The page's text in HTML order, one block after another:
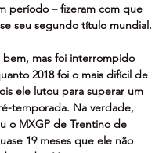
período – fizeram com que
seu segundo título mundial.
bem, mas foi interrompido
2018 foi o mais difícil de
ele lutou para superar um
temporada. Na verdade,
o MXGP de Trentino de
19 meses que ele não